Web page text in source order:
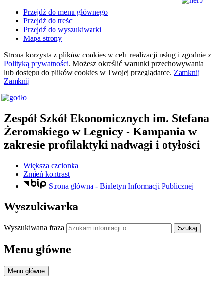
Przejdź do menu głównego
Przejdź do treści
Przejdź do wyszukiwarki
Mapa strony
Strona korzysta z plików cookies w celu realizacji usług i zgodnie z
Polityką prywatności. Możesz określić warunki przechowywania
lub dostępu do plików cookies w Twojej przeglądarce. Zamknij
Zamknij
Zespół Szkół Ekonomicznych im. Stefana
Żeromskiego w Legnicy - Kampania w
zakresie profilaktyki nadwagi i otyłości
Większa czcionka
Zmień kontrast
Strona główna - Biuletyn Informacji Publicznej
Wyszukiwarka
Wyszukiwana fraza Szukaj
Menu główne
Menu główne